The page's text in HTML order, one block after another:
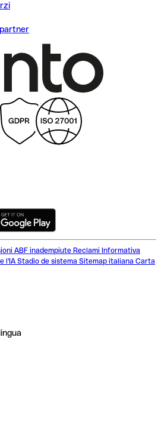
ABF inadempiute Reclami Informativa
l'IA Stadio de sistema Sitemap italiana Carta